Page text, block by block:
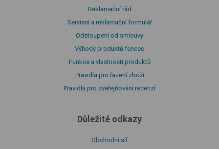
Reklamační řád
Servisní a reklamační formulář
Odstoupení od smlouvy
Výhody produktů fencee
Funkce a vlastnosti produktů
Pravidla pro řazení zboží
Pravidla pro zveřejňování recenzí
Důležité odkazy
Obchodní síť